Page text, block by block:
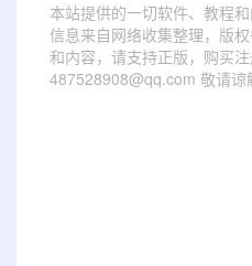
本站提供的一切软件、教程
信息来自网络收集整理，版
和内容，请支持正版，购买
487528908@qq.com 敬请谅